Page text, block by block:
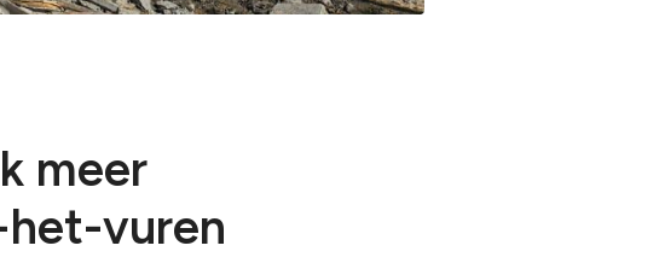
meer
vuren